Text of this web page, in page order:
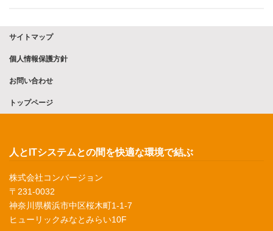
サイトマップ
個人情報保護方針
お問い合わせ
トップページ
人とITシステムとの間を快適な環境で結ぶ
株式会社コンバージョン
〒231-0032
神奈川県横浜市中区桜木町1-1-7
ヒューリックみなとみらい10F